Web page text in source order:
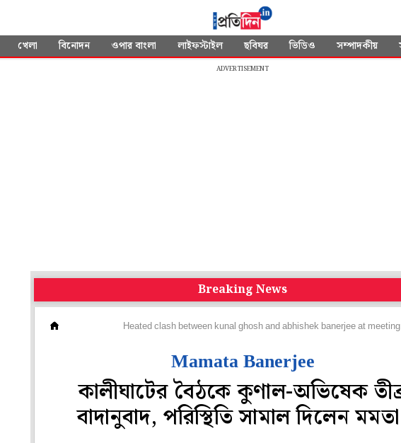
খেলা বিনোদন ওপার বাংলা লাইফস্টাইল ছবিঘর ভিডিও সম্পাদকীয়
ADVERTISEMENT
Breaking News
Heated clash between kunal ghosh and abhishek banerjee at
Mamata Banerjee
কালীঘাটের বৈঠকে কুণাল-অভিষেক
বাদানুবাদ, পরিস্থিতি সামাল দিলেন